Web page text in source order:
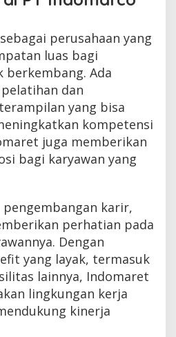
perusahaan yang
luas bagi
berkembang. Ada
dan
yang bisa
kompetensi
juga memberikan
bagi karyawan yang
karir,
perhatian pada
Dengan
yang layak, termasuk
lainnya, Indomaret
lingkungan kerja
kinerja